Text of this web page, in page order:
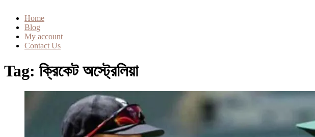
Home
Blog
My account
Contact Us
Tag: ক্রিকেট অস্ট্রেলিয়া